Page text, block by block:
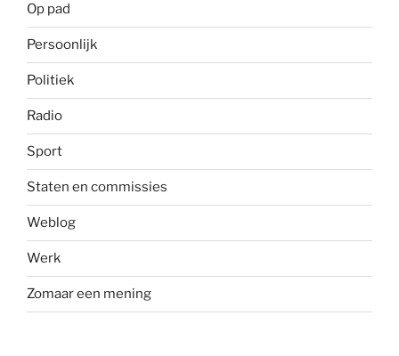
Op pad
Persoonlijk
Politiek
Radio
Sport
Staten en commissies
Weblog
Werk
Zomaar een mening